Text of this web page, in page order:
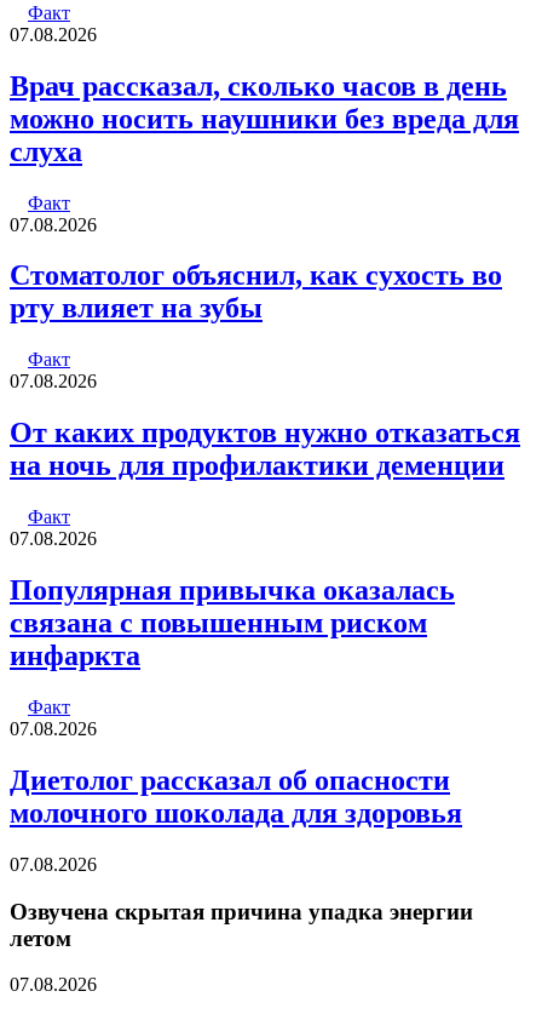
Факт
07.08.2026
Врач рассказал, сколько часов в день
можно носить наушники без вреда для
слуха
Факт
07.08.2026
Стоматолог объяснил, как сухость во
рту влияет на зубы
Факт
07.08.2026
От каких продуктов нужно отказаться
на ночь для профилактики деменции
Факт
07.08.2026
Популярная привычка оказалась
связана с повышенным риском
инфаркта
Факт
07.08.2026
Диетолог рассказал об опасности
молочного шоколада для здоровья
07.08.2026
Озвучена скрытая причина упадка энергии
летом
07.08.2026